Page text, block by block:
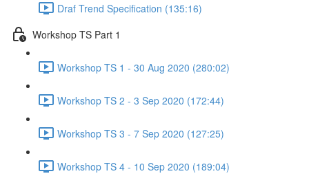
Draf Trend Specification (135:16)
Workshop TS Part 1
Workshop TS 1 - 30 Aug 2020 (280:02)
Workshop TS 2 - 3 Sep 2020 (172:44)
Workshop TS 3 - 7 Sep 2020 (127:25)
Workshop TS 4 - 10 Sep 2020 (189:04)